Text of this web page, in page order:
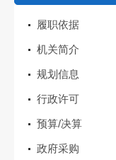
履职依据
机关简介
规划信息
行政许可
预算/决算
政府采购